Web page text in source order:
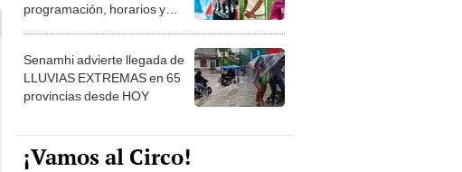
programación, horarios y
Senamhi advierte llegada de
LLUVIAS EXTREMAS en 65
provincias desde HOY
¡Vamos al Circo!